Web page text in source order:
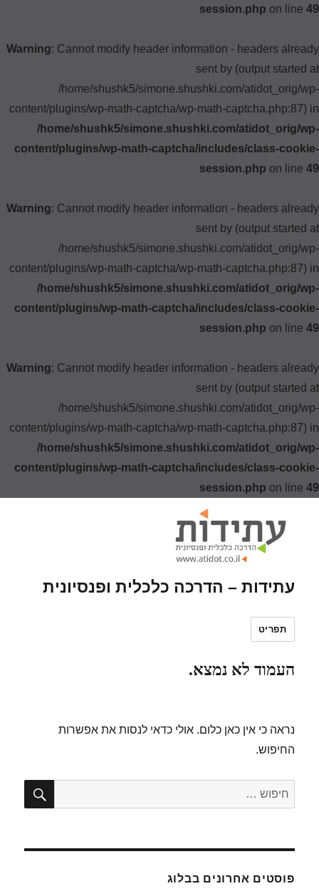
session.php on line 49
Warning: Cannot modify header information - headers already
sent by (output started at
/home/shushk5/simone.shushki.com/atidot_orig/wp-
content/plugins/wp-math-captcha/wp-math-captcha.php:87) in
/home/shushk5/simone.shushki.com/atidot_orig/wp-
content/plugins/wp-math-captcha/includes/class-cookie-
session.php on line 49
Warning: Cannot modify header information - headers already
sent by (output started at
/home/shushk5/simone.shushki.com/atidot_orig/wp-
content/plugins/wp-math-captcha/wp-math-captcha.php:87) in
/home/shushk5/simone.shushki.com/atidot_orig/wp-
content/plugins/wp-math-captcha/includes/class-cookie-
session.php on line 49
Warning: Cannot modify header information - headers already
sent by (output started at
/home/shushk5/simone.shushki.com/atidot_orig/wp-
content/plugins/wp-math-captcha/wp-math-captcha.php:87) in
/home/shushk5/simone.shushki.com/atidot_orig/wp-
content/plugins/wp-math-captcha/includes/class-cookie-
session.php on line 49
עתידות – הדרכה כלכלית ופנסיונית
תפריט
העמוד לא נמצא.
נראה כי אין כאן כלום. אולי כדאי לנסות את אפשרות
החיפוש.
חפש:
פוסטים אחרונים בבלוג